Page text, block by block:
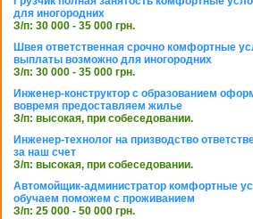
для иногородних
З/п: 30 000 - 35 000 грн.
Швея ответственная срочно комфортные
выплаты возможно для иногородних
З/п: 30 000 - 35 000 грн.
Инженер-конструктор с образованием
вовремя предоставляем жилье
З/п: высокая, при собеседовании.
Инженер-технолог на призводство
за наш счет
З/п: высокая, при собеседовании.
Автомойщик-администратор комфортные
обучаем поможем с проживанием
З/п: 25 000 - 50 000 грн.